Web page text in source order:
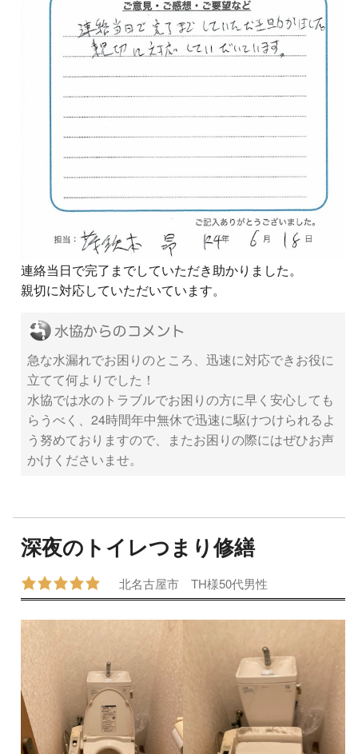
連絡当日で完了までしていただき助かりました。
親切に対応していただいています。
急な水漏れでお困りのところ、迅速に対応できお役に
立てて何よりでした！
水協では水のトラブルでお困りの方に早く安心しても
らうべく、24時間年中無休で迅速に駆けつけられるよ
う努めておりますので、またお困りの際にはぜひお声
かけくださいませ。
深夜のトイレつまり修繕
北名古屋市 TH様50代男性